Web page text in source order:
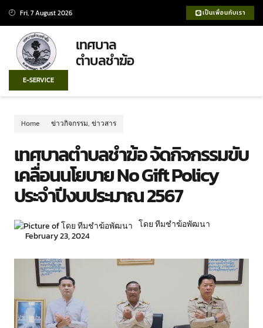
Fri, 7 August 2026 เป็นเพื่อนกับเรา
เทศบาล
ตำบลชำฆ้อ
E-SERVICE
Home ข่าวกิจกรรม, ข่าวสาร
เทศบาลตำบลชำฆ้อ จัดกิจกรรมขับ
เคลื่อนนโยบาย No Gift Policy
ประจำปีงบประมาณ 2567
โดย ทีมชำฆ้อพัฒนา
February 23, 2024